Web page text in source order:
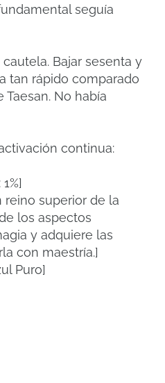
seguía
Bajar sesenta y
tan rápido comparado
No había
continua:
reino superior de la
los aspectos
y adquiere las
con maestría.]
Puro]